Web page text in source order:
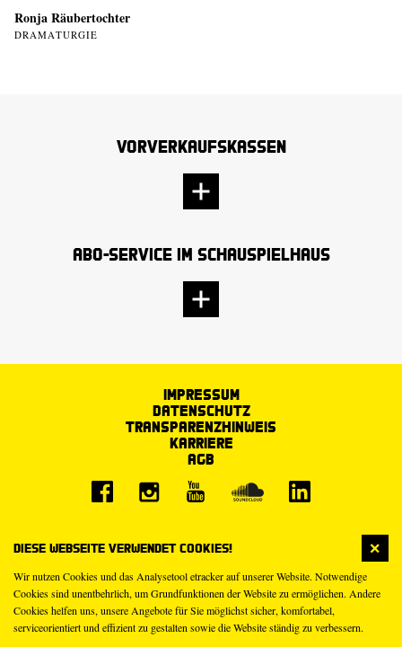
Diese Webseite verwendet Cookies!
Wir nutzen Cookies und das Analysetool etracker auf unserer Website. Notwendige
Cookies sind unentbehrlich, um Grundfunktionen der Website zu ermöglichen. Andere
Cookies helfen uns, unsere Angebote für Sie möglichst sicher, komfortabel,
serviceorientiert und effizient zu gestalten sowie die Website ständig zu verbessern.
Ronja Räubertochter
DRAMATURGIE
Vorverkaufskassen
Abo-Service im Schauspielhaus
Impressum
Datenschutz
Transparenzhinweis
Karriere
AGB